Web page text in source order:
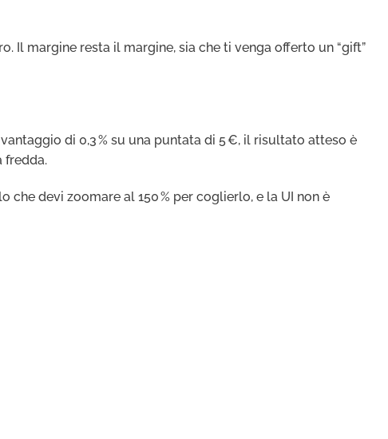
Il margine resta il margine, sia che ti venga offerto un “gift”
di 0,3 % su una puntata di 5 €, il risultato atteso è
fredda.
devi zoomare al 150 % per coglierlo, e la UI non è